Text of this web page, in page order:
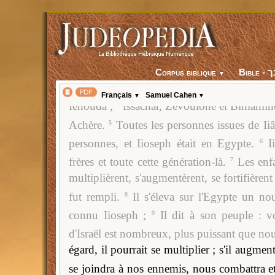
Corpus biblique▼
Français ▼ Samuel Cahen ▼
Voici les noms des fils d'Israël, venus
étaient venus chacun avec sa famille ; 2
Iehouda ;
Issachar, Zévoulone et
Achère.
5
Toutes les personnes issues de
personnes, et Iioseph était en Egypte.
6
frères et toute cette génération-là.
7
Les
multiplièrent, s'augmentèrent, se
fut rempli.
8
Il s'éleva sur l'Egypte un
connu Iioseph ;
9
Il dit à son peuple :
d'Israël est nombreux, plus puissant que
égard, il pourrait se multiplier ; s'il
se joindra à nos ennemis, nous combattra